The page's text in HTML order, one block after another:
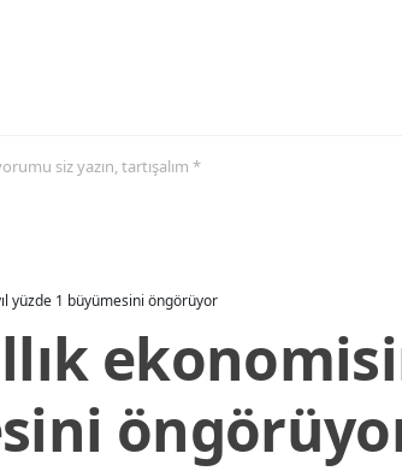
siz yazın, tartışalım *
yüzde 1 büyümesini öngörüyor